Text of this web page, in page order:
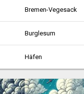
Bremen-Vegesack
Burglesum
Häfen
Horn-Lehe